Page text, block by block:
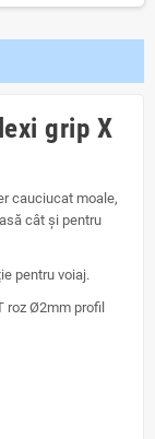
grip X
cauciucat moale,
cât și pentru
pentru voiaj.
roz Ø2mm profil